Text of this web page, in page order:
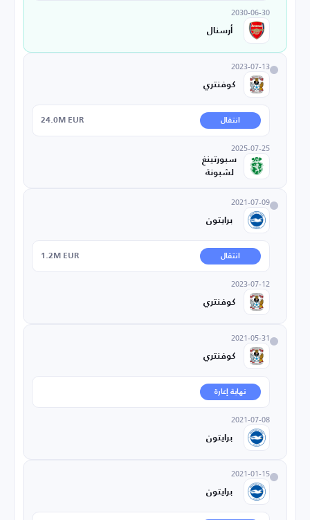
2030-06-30
أرسنال
2023-07-13
كوفنتري
انتقال 24.0M EUR
2025-07-25
سبورتينغ
لشبونة
2021-07-09
برايتون
انتقال 1.2M EUR
2023-07-12
كوفنتري
2021-05-31
كوفنتري
نهاية إعارة
2021-07-08
برايتون
2021-01-15
برايتون